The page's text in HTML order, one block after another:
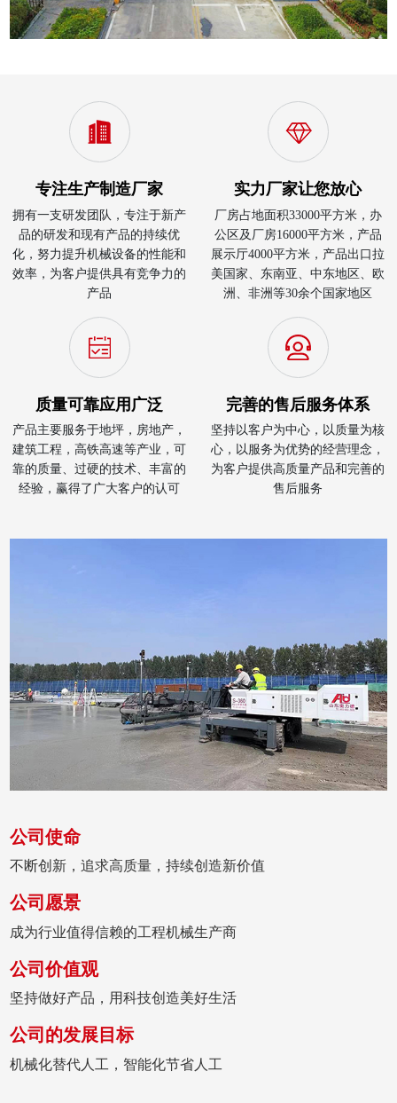
专注生产制造厂家
拥有一支研发团队，专注于新产
品的研发和现有产品的持续优
化，努力提升机械设备的性能和
效率，为客户提供具有竞争力的
产品
实力厂家让您放心
厂房占地面积33000平方米，办
公区及厂房16000平方米，产品
展示厅4000平方米，产品出口拉
美国家、东南亚、中东地区、欧
洲、非洲等30余个国家地区
质量可靠应用广泛
产品主要服务于地坪，房地产，
建筑工程，高铁高速等产业，可
靠的质量、过硬的技术、丰富的
经验，赢得了广大客户的认可
完善的售后服务体系
坚持以客户为中心，以质量为核
心，以服务为优势的经营理念，
为客户提供高质量产品和完善的
售后服务
公司使命
不断创新，追求高质量，持续创造新价值
公司愿景
成为行业值得信赖的工程机械生产商
公司价值观
坚持做好产品，用科技创造美好生活
公司的发展目标
机械化替代人工，智能化节省人工